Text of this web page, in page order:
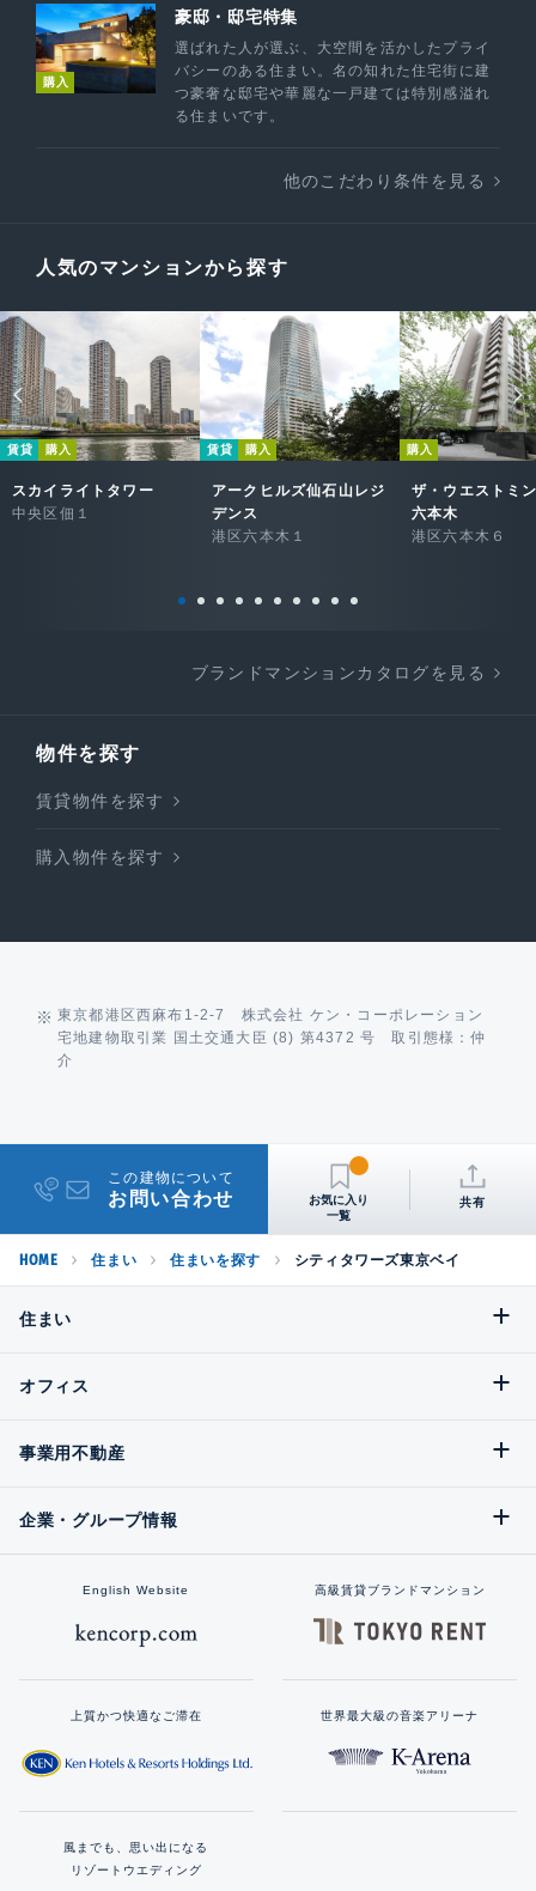
購入
豪邸・邸宅特集
選ばれた人が選ぶ、大空間を活かしたプライ
バシーのある住まい。名の知れた住宅街に建
つ豪奢な邸宅や華麗な一戸建ては特別感溢れ
る住まいです。
他のこだわり条件を見る
人気のマンションから探す
賃貸 購入
スカイライトタワー
中央区佃１
賃貸 購入
アークヒルズ仙石山レジ
デンス
港区六本木１
購入
ザ・ウエストミ
六本木
港区六本木６
ブランドマンションカタログを見る
物件を探す
賃貸物件を探す
購入物件を探す
東京都港区西麻布1-2-7 株式会社 ケン・コーポレーション
宅地建物取引業 国土交通大臣 (8) 第4372 号 取引態様：仲
介
この建物について
お問い合わせ 共有
HOME 住まい 住まいを探す シティタワーズ東京ベイ
住まい
オフィス
事業用不動産
企業・グループ情報
English Website 高級賃貸ブランドマンション
上質かつ快適なご滞在 世界最大級の音楽アリーナ
風までも、思い出になる
リゾートウエディング